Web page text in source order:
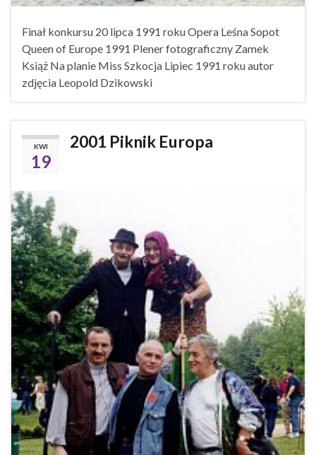
Finał konkursu 20 lipca 1991 roku Opera Leśna Sopot
Queen of Europe 1991 Plener fotograficzny Zamek
Książ Na planie Miss Szkocja Lipiec 1991 roku autor
zdjęcia Leopold Dzikowski
KWI
19
2001 Piknik Europa